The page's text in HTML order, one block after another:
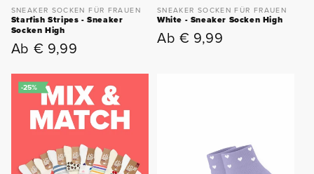
SNEAKER SOCKEN FÜR FRAUEN
Starfish Stripes - Sneaker
Socken High
Normaler
Ab € 9,99
SNEAKER SOCKEN FÜR FRAUEN
White - Sneaker Socken High
Normaler
Ab € 9,99
-25%